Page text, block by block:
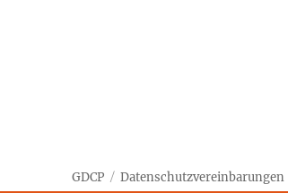
GDCP Datenschutzvereinbarungen